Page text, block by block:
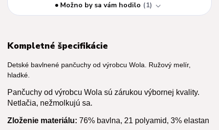
Možno by sa vám hodilo
1
Kompletné špecifikácie
Detské bavlnené pančuchy od výrobcu Wola. Ružový melír,
hladké.
Pančuchy od výrobcu Wola sú zárukou výbornej kvality.
Netlačia, nežmolkujú sa.
Zloženie materiálu: 76% bavlna, 21 polyamid, 3% elastan